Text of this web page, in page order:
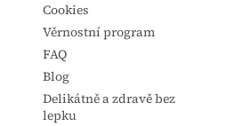
Cookies
Věrnostní program
FAQ
Blog
Delikátně a zdravě bez
lepku